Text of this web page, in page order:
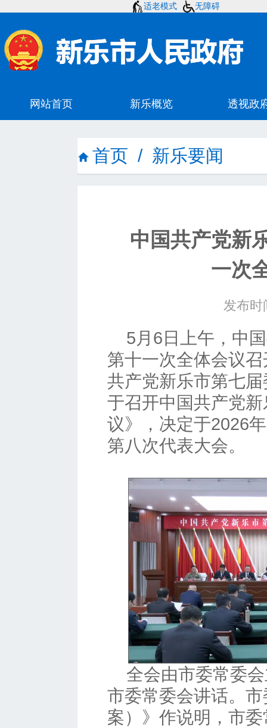
适老模式 无障碍
首页 / 新乐要闻
中国共产党新
一次
发布时
5月6日上午，中
第十一次全体会议
共产党新乐市第七
于召开中国共产党
议》，决定于2026
第八次代表大会。
全会由市委常委
市委常委会讲话。
案）》作说明，市